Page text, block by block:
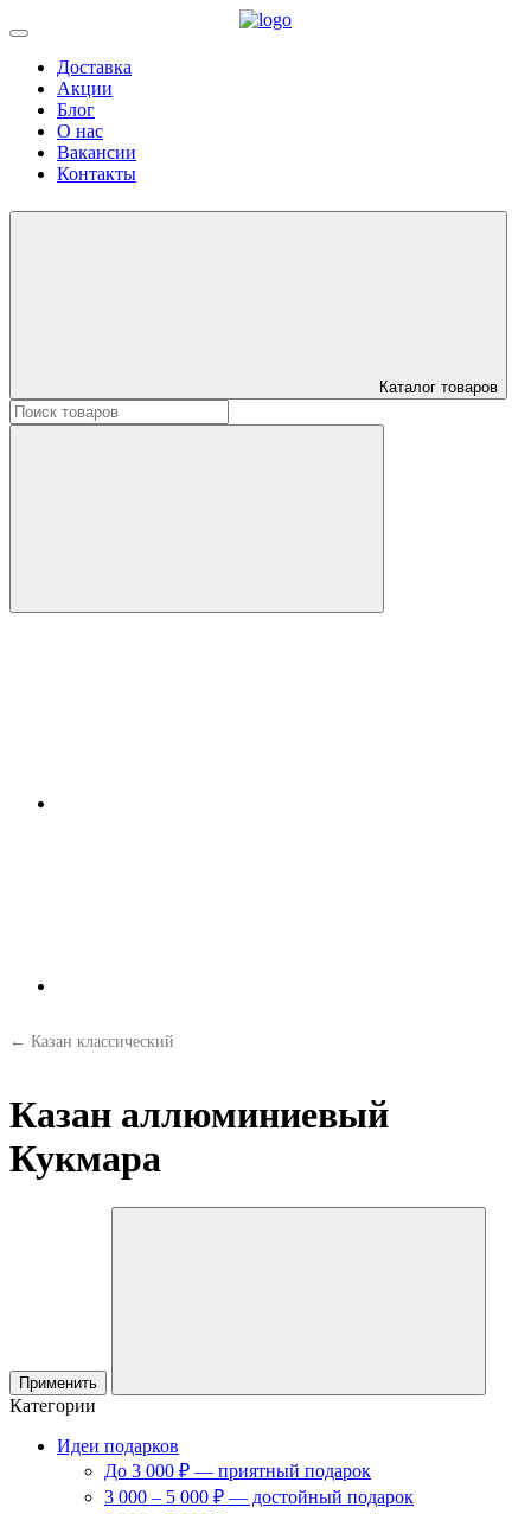
Доставка
Акции
Блог
О нас
Вакансии
Контакты
Каталог товаров
Искать:
← Казан классический
Казан аллюминиевый
Кукмара
Применить
Категории
Идеи подарков
До 3 000 ₽ — приятный подарок
3 000 – 5 000 ₽ — достойный подарок